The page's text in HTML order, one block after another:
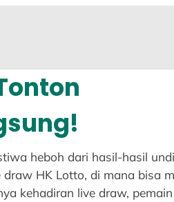
heboh dari hasil-hasil
HK Lotto, di mana bisa
kehadiran live draw,